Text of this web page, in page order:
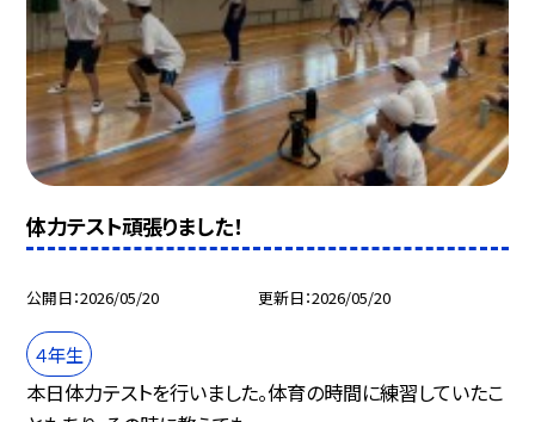
体力テスト頑張りました！
公開日 2026/05/20 更新日 2026/05/20
４年生
本日体力テストを行いました。体育の時間に練習していたこ